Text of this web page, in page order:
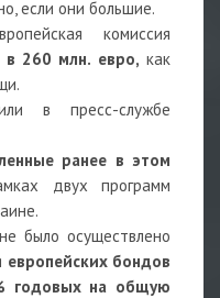
если они большие.
комиссия
в 260 млн. евро, как
в пресс-службе
ранее в этом
двух программ
было осуществлено
европейских бондов
годовых на общую